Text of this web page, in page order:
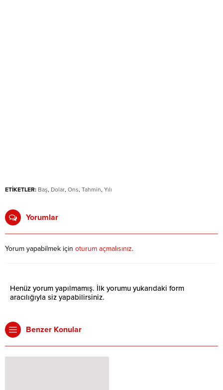
ETİKETLER: Baş, Dolar, Ons, Tahmin, Yılı
Yorumlar
Yorum yapabilmek için oturum açmalısınız.
Henüz yorum yapılmamış. İlk yorumu yukarıdaki form
aracılığıyla siz yapabilirsiniz.
Benzer Konular